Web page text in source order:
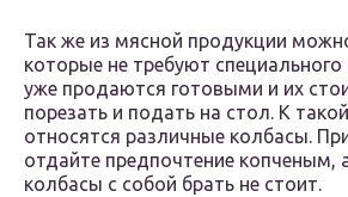
Так же из мясной продукции
которые не требуют специального
уже продаются готовыми и их
порезать и подать на стол. К
относятся различные колбасы.
отдайте предпочтение копченым,
колбасы с собой брать не стоит.